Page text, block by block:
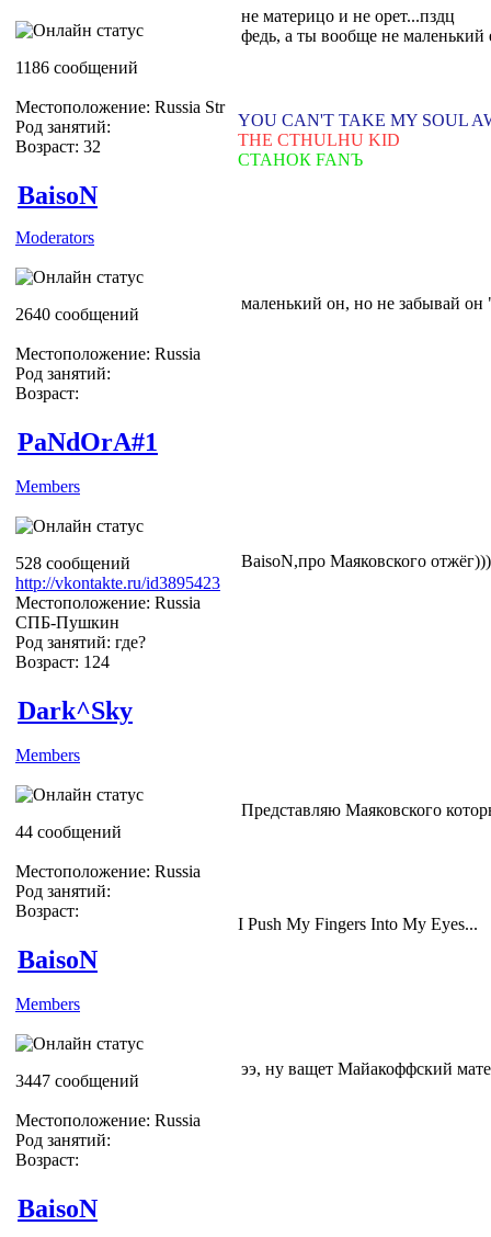
1186 сообщений
Местоположение: Russia Str
Род занятий:
Возраст: 32
не материцо и не орет...пздц
федь, а ты вообще не маленький
YOU CAN'T TAKE MY SOUL
THE CTHULHU KID
СТАНОК FANЪ
BaisoN
Moderators
2640 сообщений
Местоположение: Russia
Род занятий:
Возраст:
маленький он, но не забывай
PaNdOrA#1
Members
528 сообщений
http://vkontakte.ru/id3895423
Местоположение: Russia
СПБ-Пушкин
Род занятий: где?
Возраст: 124
BaisoN,про Маяковского отжёг)))
Dark^Sky
Members
44 сообщений
Местоположение: Russia
Род занятий:
Возраст:
Представляю Маяковского
I Push My Fingers Into My Eyes...
BaisoN
Members
3447 сообщений
Местоположение: Russia
Род занятий:
Возраст:
ээ, ну ващет Майакоффский
BaisoN